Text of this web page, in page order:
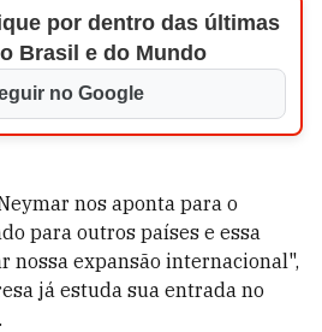
por dentro das últimas
Brasil e do Mundo
no Google
nos aponta para o
para outros países e essa
nossa expansão internacional",
já estuda sua entrada no
.